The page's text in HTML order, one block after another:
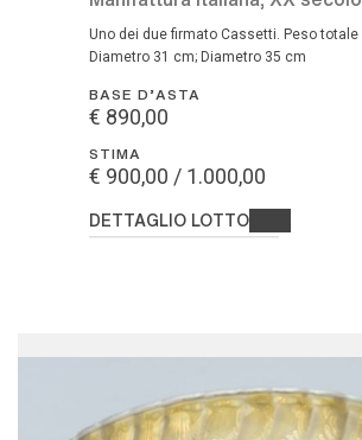
Uno dei due firmato Cassetti. Peso totale 1558 gr.,
Diametro 31 cm; Diametro 35 cm
BASE D'ASTA
€ 890,00
STIMA
€ 900,00 / 1.000,00
DETTAGLIO LOTTO